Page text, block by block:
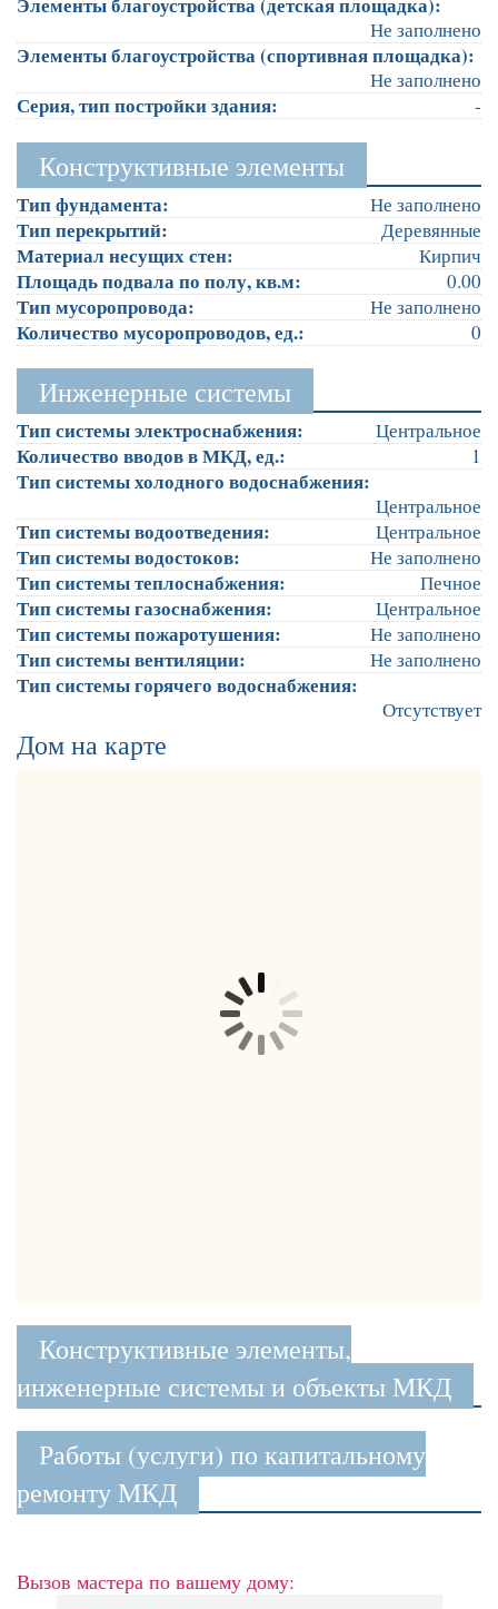
Не заполнено
Элементы благоустройства (спортивная площадка):
Не заполнено
Серия, тип постройки здания: -
Конструктивные элементы
Тип фундамента: Не заполнено
Тип перекрытий: Деревянные
Материал несущих стен: Кирпич
Площадь подвала по полу, кв.м: 0.00
Тип мусоропровода: Не заполнено
Количество мусоропроводов, ед.: 0
Инженерные системы
Тип системы электроснабжения: Центральное
Количество вводов в МКД, ед.: 1
Тип системы холодного водоснабжения:
Центральное
Тип системы водоотведения: Центральное
Тип системы водостоков: Не заполнено
Тип системы теплоснабжения: Печное
Тип системы газоснабжения: Центральное
Тип системы пожаротушения: Не заполнено
Тип системы вентиляции: Не заполнено
Тип системы горячего водоснабжения:
Отсутствует
Дом на карте
Конструктивные элементы,
инженерные системы и объекты МКД
Работы (услуги) по капитальному
ремонту МКД
Вызов мастера по вашему дому: